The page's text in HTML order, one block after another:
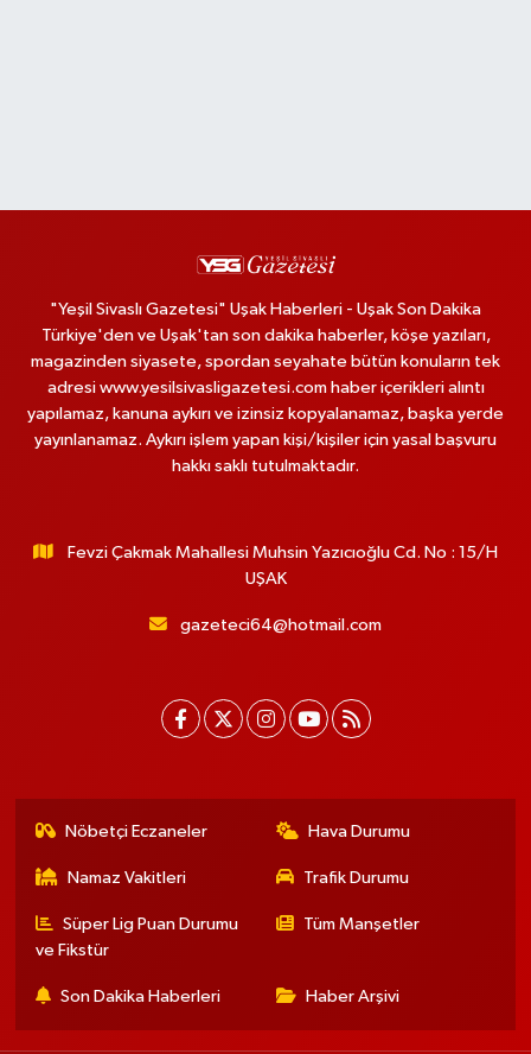
"Yeşil Sivaslı Gazetesi" Uşak Haberleri - Uşak Son Dakika
Türkiye'den ve Uşak'tan son dakika haberler, köşe yazıları,
magazinden siyasete, spordan seyahate bütün konuların tek
adresi www.yesilsivasligazetesi.com haber içerikleri alıntı
yapılamaz, kanuna aykırı ve izinsiz kopyalanamaz, başka yerde
yayınlanamaz. Aykırı işlem yapan kişi/kişiler için yasal başvuru
hakkı saklı tutulmaktadır.
Fevzi Çakmak Mahallesi Muhsin Yazıcıoğlu Cd. No : 15/H
UŞAK
gazeteci64@hotmail.com
Nöbetçi Eczaneler Hava Durumu
Namaz Vakitleri Trafik Durumu
Süper Lig Puan Durumu
ve Fikstür
Tüm Manşetler
Son Dakika Haberleri Haber Arşivi